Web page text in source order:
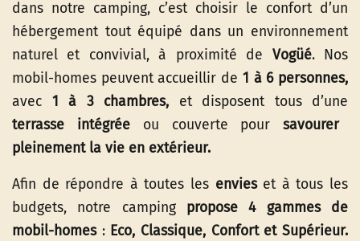
dans notre camping, c’est choisir le confort d’un
hébergement tout équipé dans un environnement
naturel et convivial, à proximité de Vogüé. Nos
mobil-homes peuvent accueillir de 1 à 6 personnes,
avec 1 à 3 chambres, et disposent tous d’une
terrasse intégréeou couverte poursavourer
pleinement la vie en extérieur.
Afin de répondre à toutes les envieset à tous les
budgets, notre campingpropose 4 gammes de
mobil-homes: Eco, Classique, Confort et Supérieur.